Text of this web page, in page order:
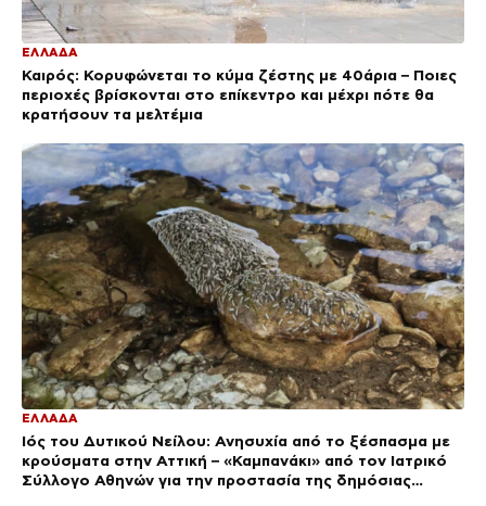
ΕΛΛΑΔΑ
Καιρός: Κορυφώνεται το κύμα ζέστης με 40άρια – Ποιες
περιοχές βρίσκονται στο επίκεντρο και μέχρι πότε θα
κρατήσουν τα μελτέμια
ΕΛΛΑΔΑ
Ιός του Δυτικού Νείλου: Ανησυχία από το ξέσπασμα με
κρούσματα στην Αττική – «Καμπανάκι» από τον Ιατρικό
Σύλλογο Αθηνών για την προστασία της δημόσιας